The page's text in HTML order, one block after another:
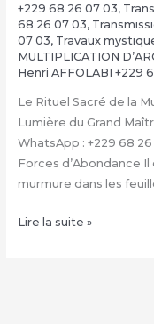
+229 68 26 07 03,
68 26 07 03,
07 03, Travaux
MULTIPLICATION
Henri AFFOLABI +229
Le Rituel Sacré de la
Lumière du Grand
WhatsApp : +229 68
Forces d’Abondance
murmure dans les
La
Lire la suite »